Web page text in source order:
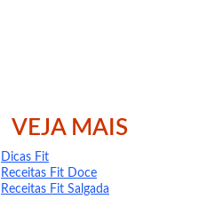
VEJA MAIS
Dicas Fit
Receitas Fit Doce
Receitas Fit Salgada